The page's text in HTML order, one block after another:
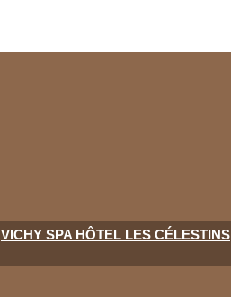
VICHY SPA HÔTEL LES CÉLESTINS